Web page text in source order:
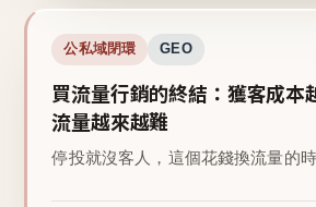
公私域閉環 GEO
買流量行銷的終結：獲客成本
流量越來越難
停投就沒客人，這個花錢換流量的時